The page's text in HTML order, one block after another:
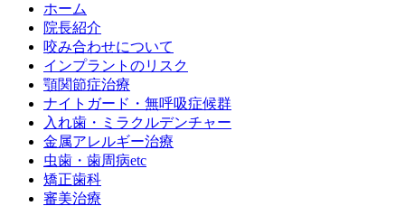
ホーム
院長紹介
咬み合わせについて
インプラントのリスク
顎関節症治療
ナイトガード・無呼吸症候群
入れ歯・ミラクルデンチャー
金属アレルギー治療
虫歯・歯周病etc
矯正歯科
審美治療